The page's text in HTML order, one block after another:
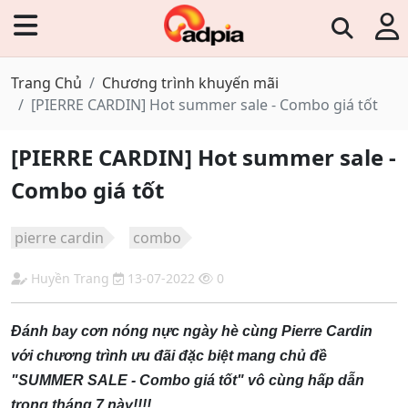
Trang Chủ
Chương trình khuyến mãi
[PIERRE CARDIN] Hot summer sale - Combo giá tốt
[PIERRE CARDIN] Hot summer sale -
Combo giá tốt
pierre cardin combo
Huyền Trang 13-07-2022 0
Đánh bay cơn nóng nực ngày hè cùng Pierre Cardin
với chương trình ưu đãi đặc biệt mang chủ đề
"SUMMER SALE - Combo giá tốt" vô cùng hấp dẫn
trong tháng 7 này!!!!